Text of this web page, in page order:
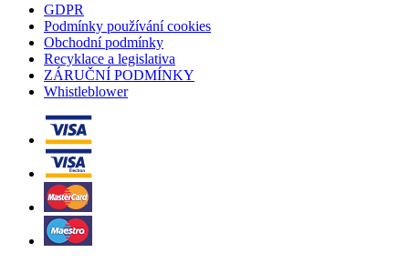
GDPR
Podmínky používání cookies
Obchodní podmínky
Recyklace a legislativa
ZÁRUČNÍ PODMÍNKY
Whistleblower